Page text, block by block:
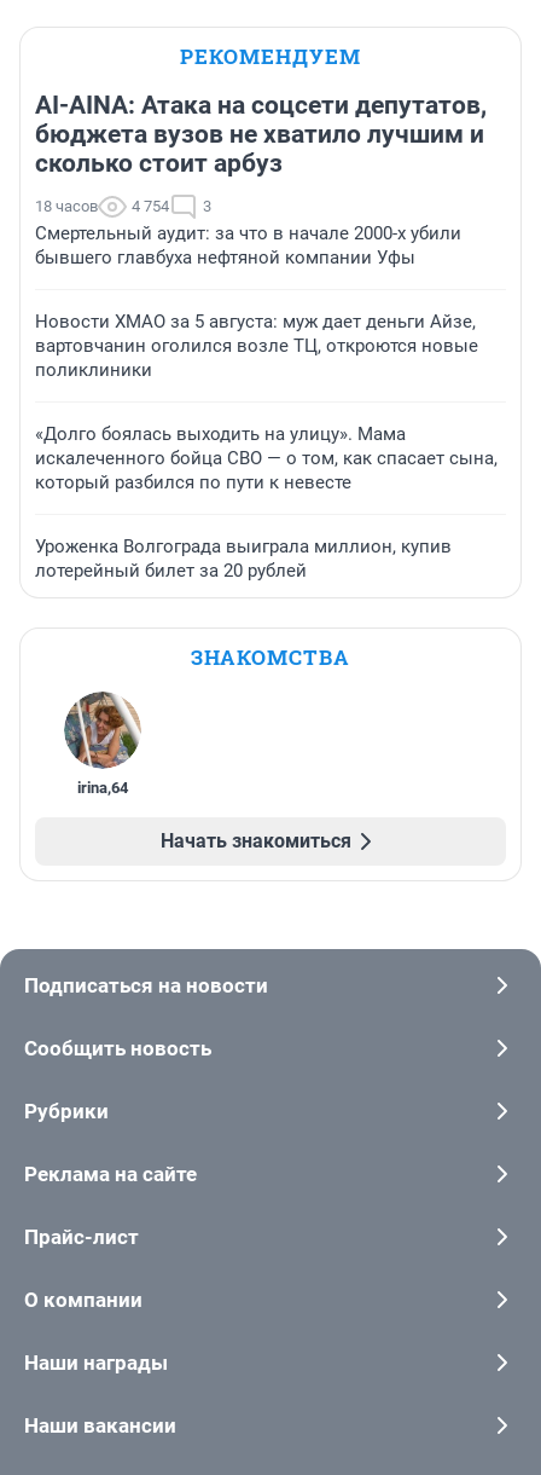
РЕКОМЕНДУЕМ
AI-AINA: Атака на соцсети депутатов,
бюджета вузов не хватило лучшим и
сколько стоит арбуз
18 часов 4 754 3
Смертельный аудит: за что в начале 2000-х убили
бывшего главбуха нефтяной компании Уфы
Новости ХМАО за 5 августа: муж дает деньги Айзе,
вартовчанин оголился возле ТЦ, откроются новые
поликлиники
«Долго боялась выходить на улицу». Мама
искалеченного бойца СВО — о том, как спасает сына,
который разбился по пути к невесте
Уроженка Волгограда выиграла миллион, купив
лотерейный билет за 20 рублей
ЗНАКОМСТВА
irina,64
Начать знакомиться
Подписаться на новости
Сообщить новость
Рубрики
Реклама на сайте
Прайс-лист
О компании
Наши награды
Наши вакансии